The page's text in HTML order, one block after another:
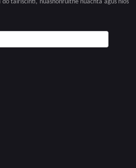
tairiscintí, nuashonruithe nuachta agus níos